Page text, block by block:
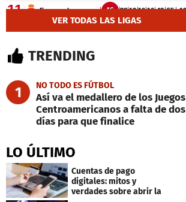
VER TODAS LAS LIGAS
TRENDING
1 NO TODO ES FÚTBOL
Así va el medallero de los Juegos
Centroamericanos a falta de dos
días para que finalice
LO ÚLTIMO
Cuentas de pago
digitales: mitos y
verdades sobre abrir la